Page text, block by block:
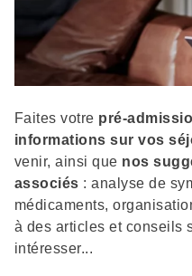
Description
Faites votre pré-
informations sur vos
venir, ainsi que nos
associés : analyse de
médicaments,
à des articles et conseils
intéresser...